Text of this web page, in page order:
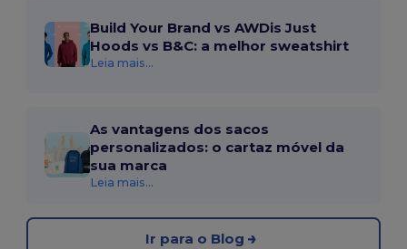
Build Your Brand vs AWDis Just
Hoods vs B&C: a melhor sweatshirt
Leia mais...
As vantagens dos sacos
personalizados: o cartaz móvel da
sua marca
Leia mais...
Ir para o Blog